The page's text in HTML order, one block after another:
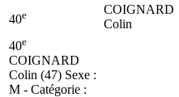
40e
COIGNARD
Colin
40e
COIGNARD
Colin (47) Sexe :
M - Catégorie :